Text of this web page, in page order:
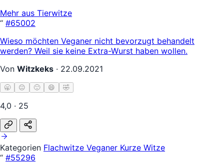
Mehr aus Tierwitze
“ #65002
Wieso möchten Veganer nicht bevorzugt behandelt
werden? Weil sie keine Extra-Wurst haben wollen.
Von Witzkeks · 22.09.2021
🥱 😐 🙂 😄 🤣
4,0 · 25
Kategorien Flachwitze Veganer Kurze Witze
“ #55296